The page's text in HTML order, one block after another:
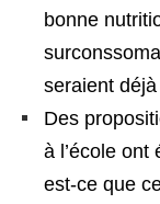
bonne
seraient
Des
à l’école ont
est-ce que